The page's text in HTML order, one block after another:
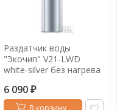
Раздатчик воды
"Экочип" V21-LWD
white-silver без нагрева
6 090 ₽
В корзину